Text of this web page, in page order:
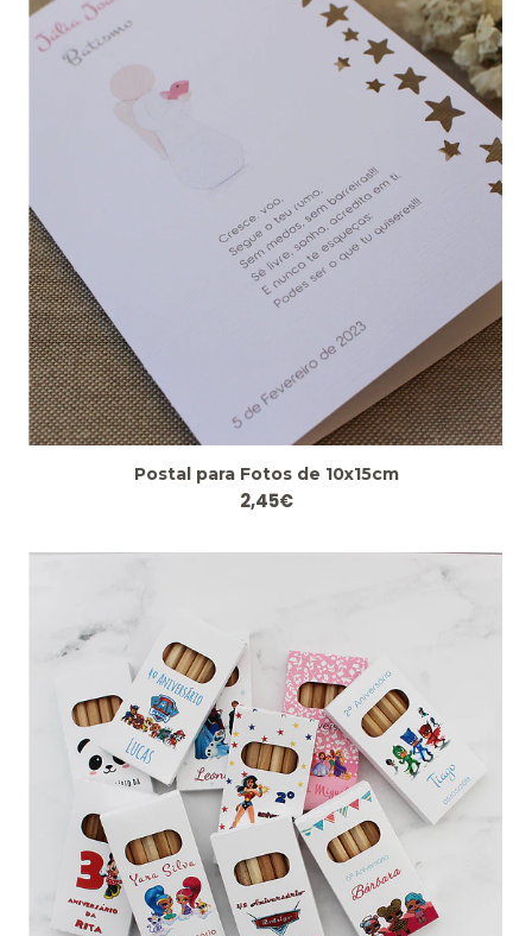
Postal para Fotos de 10x15cm
2,45€